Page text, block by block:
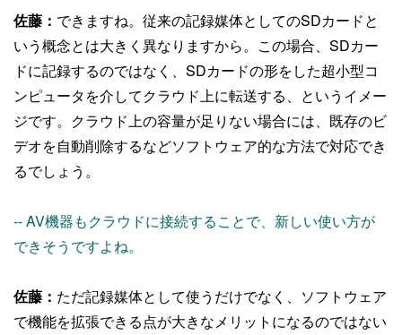
佐藤： できますね。従来の記録媒体としてのSDカードと
いう概念とは大きく異なりますから。この場合、SDカー
ドに記録するのではなく、SDカードの形をした超小型コ
ンピュータを介してクラウド上に転送する、というイメー
ジです。クラウド上の容量が足りない場合には、既存のビ
デオを自動削除するなどソフトウェア的な方法で対応でき
るでしょう。
-- AV機器もクラウドに接続することで、新しい使い方が
できそうですよね。
佐藤： ただ記録媒体として使うだけでなく、ソフトウェア
で機能を拡張できる点が大きなメリットになるのではない